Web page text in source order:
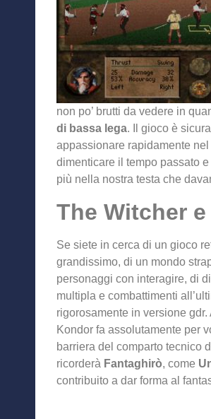
non po’ brutti da vedere in
di bassa lega. Il gioco è
appassionare rapidamente
dimenticare il tempo passato
più nella nostra testa che
The Witcher
Se siete in cerca di un gioco
grandissimo, di un mondo
personaggi con interagire, di
multipla e combattimenti
rigorosamente in versione
Kondor fa assolutamente per
barriera del comparto tecnico
ricorderà Fantaghirò, come
contribuito a dar forma al